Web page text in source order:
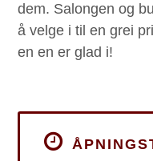
dem. Salongen og
å velge i til en grei
en en er glad i!